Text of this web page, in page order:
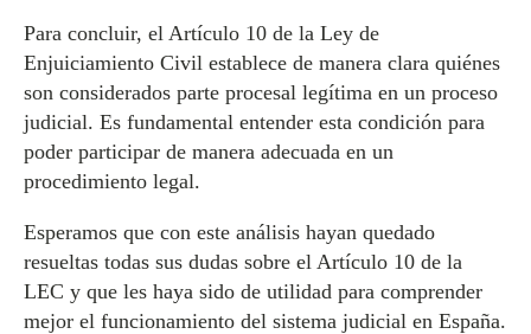
Para concluir, el Artículo 10 de la Ley de
Enjuiciamiento Civil establece de manera clara quiénes
son considerados parte procesal legítima en un proceso
judicial. Es fundamental entender esta condición para
poder participar de manera adecuada en un
procedimiento legal.
Esperamos que con este análisis hayan quedado
resueltas todas sus dudas sobre el Artículo 10 de la
LEC y que les haya sido de utilidad para comprender
mejor el funcionamiento del sistema judicial en España.